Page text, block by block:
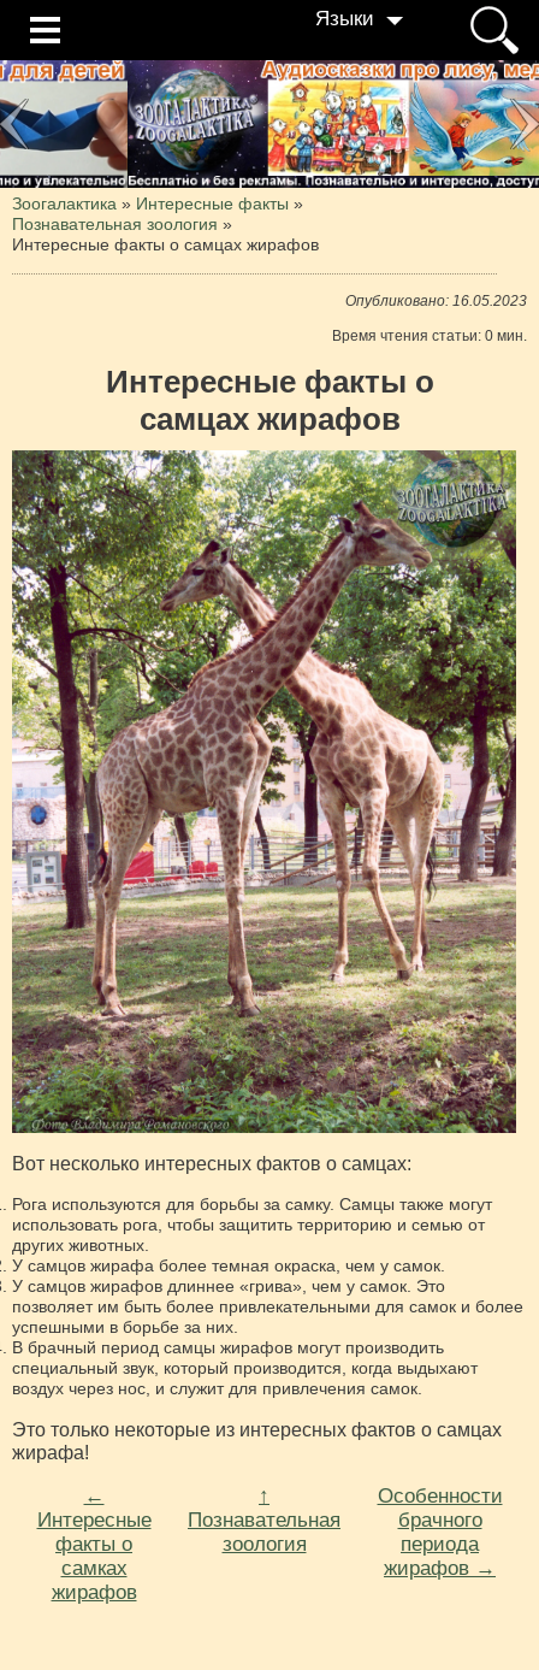
Языки
Зоогалактика » Интересные факты »
Познавательная зоология »
Интересные факты о самцах жирафов
Опубликовано: 16.05.2023
Время чтения статьи: 0 мин.
Интересные факты о
самцах жирафов
Вот несколько интересных фактов о самцах:
Рога используются для борьбы за самку. Самцы также могут
использовать рога, чтобы защитить территорию и семью от
других животных.
У самцов жирафа более темная окраска, чем у самок.
У самцов жирафов длиннее «грива», чем у самок. Это
позволяет им быть более привлекательными для самок и более
успешными в борьбе за них.
В брачный период самцы жирафов могут производить
специальный звук, который производится, когда выдыхают
воздух через нос, и служит для привлечения самок.
Это только некоторые из интересных фактов о самцах
жирафа!
←
Интересные
факты о
самках
жирафов
↑
Познавательная
зоология
Особенности
брачного
периода
жирафов →